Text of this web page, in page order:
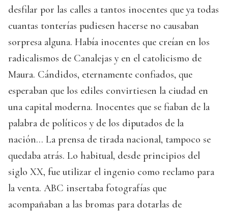
desfilar por las calles a tantos inocentes que ya todas
cuantas tonterías pudiesen hacerse no causaban
sorpresa alguna. Había inocentes que creían en los
radicalismos de Canalejas y en el catolicismo de
Maura. Cándidos, eternamente confiados, que
esperaban que los ediles convirtiesen la ciudad en
una capital moderna. Inocentes que se fiaban de la
palabra de políticos y de los diputados de la
nación… La prensa de tirada nacional, tampoco se
quedaba atrás. Lo habitual, desde principios del
siglo XX, fue utilizar el ingenio como reclamo para
la venta. ABC insertaba fotografías que
acompañaban a las bromas para dotarlas de